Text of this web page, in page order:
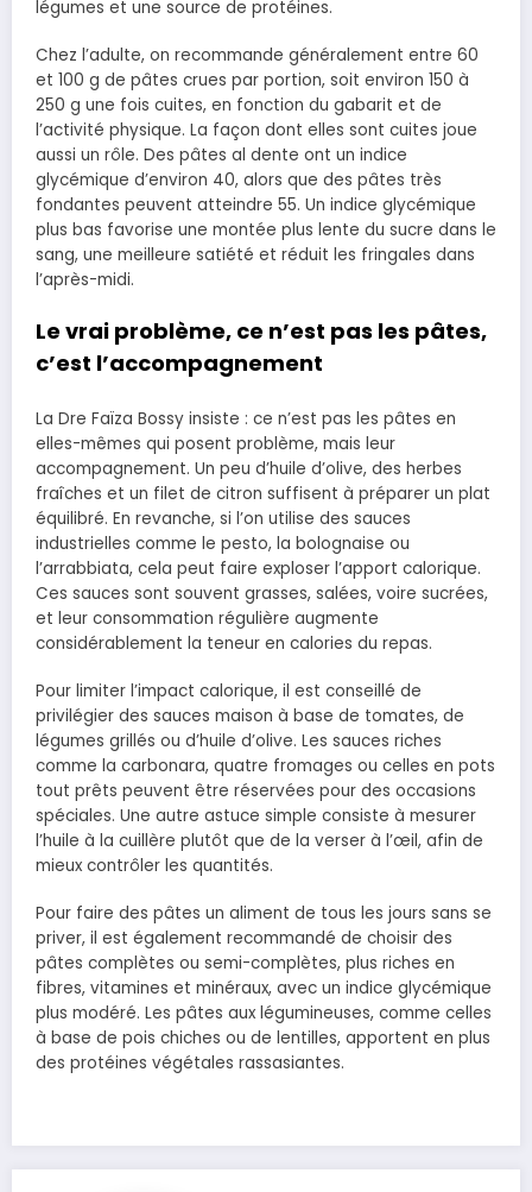
légumes et une source de protéines.
Chez l’adulte, on recommande généralement entre 60
et 100 g de pâtes crues par portion, soit environ 150 à
250 g une fois cuites, en fonction du gabarit et de
l’activité physique. La façon dont elles sont cuites joue
aussi un rôle. Des pâtes al dente ont un indice
glycémique d’environ 40, alors que des pâtes très
fondantes peuvent atteindre 55. Un indice glycémique
plus bas favorise une montée plus lente du sucre dans le
sang, une meilleure satiété et réduit les fringales dans
l’après-midi.
Le vrai problème, ce n’est pas les pâtes,
c’est l’accompagnement
La Dre Faïza Bossy insiste : ce n’est pas les pâtes en
elles-mêmes qui posent problème, mais leur
accompagnement. Un peu d’huile d’olive, des herbes
fraîches et un filet de citron suffisent à préparer un plat
équilibré. En revanche, si l’on utilise des sauces
industrielles comme le pesto, la bolognaise ou
l’arrabbiata, cela peut faire exploser l’apport calorique.
Ces sauces sont souvent grasses, salées, voire sucrées,
et leur consommation régulière augmente
considérablement la teneur en calories du repas.
Pour limiter l’impact calorique, il est conseillé de
privilégier des sauces maison à base de tomates, de
légumes grillés ou d’huile d’olive. Les sauces riches
comme la carbonara, quatre fromages ou celles en pots
tout prêts peuvent être réservées pour des occasions
spéciales. Une autre astuce simple consiste à mesurer
l’huile à la cuillère plutôt que de la verser à l’œil, afin de
mieux contrôler les quantités.
Pour faire des pâtes un aliment de tous les jours sans se
priver, il est également recommandé de choisir des
pâtes complètes ou semi-complètes, plus riches en
fibres, vitamines et minéraux, avec un indice glycémique
plus modéré. Les pâtes aux légumineuses, comme celles
à base de pois chiches ou de lentilles, apportent en plus
des protéines végétales rassasiantes.